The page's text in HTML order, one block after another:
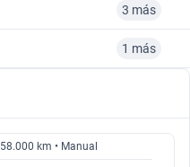
2019
3 más
$23.196.900
1 más
Automático
$23.196.900
km • Manual